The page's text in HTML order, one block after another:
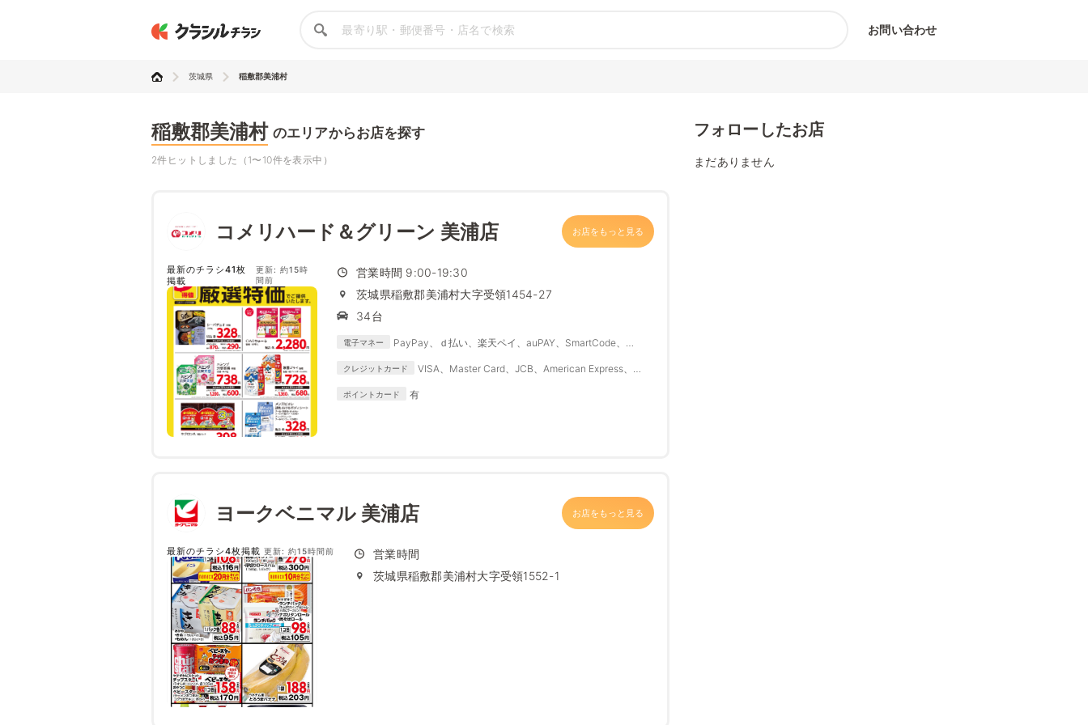
お問い合わせ
茨城県 稲敷郡美浦村
稲敷郡美浦村 のエリアからお店を探す
2件ヒットしました（1〜10件を表示中）
コメリハード＆グリーン 美浦店 お店をもっと見る
最新のチラシ41枚
掲載
更新: 約15時
間前
営業時間 9:00-19:30
茨城県稲敷郡美浦村大字受領1454-27
34台
電子マネー
PayPay、ｄ払い、楽天ペイ、auPAY、SmartCode、
クレジットカード
VISA、Master Card、JCB、American Express、
ポイントカード 有
ヨークベニマル 美浦店 お店をもっと見る
最新のチラシ4枚掲載 更新: 約15時間前
営業時間
茨城県稲敷郡美浦村大字受領1552-1
フォローしたお店
まだありません